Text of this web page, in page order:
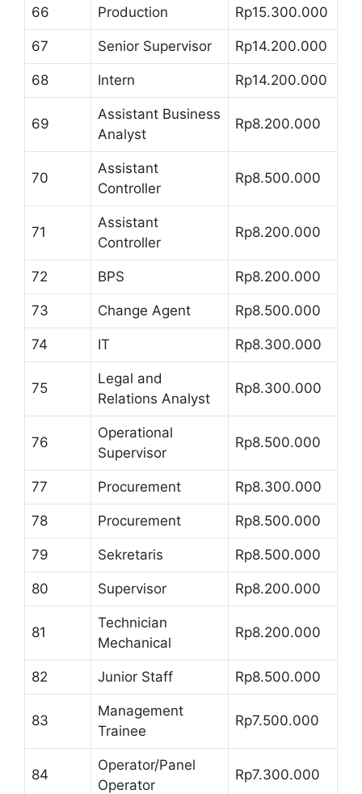
66 Production Rp15.300.000
67 Senior Supervisor Rp14.200.000
68 Intern Rp14.200.000
69
Assistant Business
Analyst
Rp8.200.000
70
Assistant
Controller
Rp8.500.000
71
Assistant
Controller
Rp8.200.000
72 BPS Rp8.200.000
73 Change Agent Rp8.500.000
74 IT Rp8.300.000
75
Legal and
Relations Analyst
Rp8.300.000
76
Operational
Supervisor
Rp8.500.000
77 Procurement Rp8.300.000
78 Procurement Rp8.500.000
79 Sekretaris Rp8.500.000
80 Supervisor Rp8.200.000
81
Technician
Mechanical
Rp8.200.000
82 Junior Staff Rp8.500.000
83
Management
Trainee
Rp7.500.000
84
Operator/Panel
Operator
Rp7.300.000